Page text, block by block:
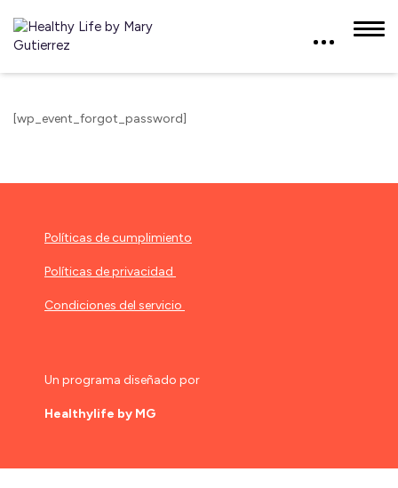
[wp_event_forgot_password]
Un programa diseñado por
Healthylife by MG
Políticas de cumplimiento
Políticas de privacidad
Condiciones del servicio